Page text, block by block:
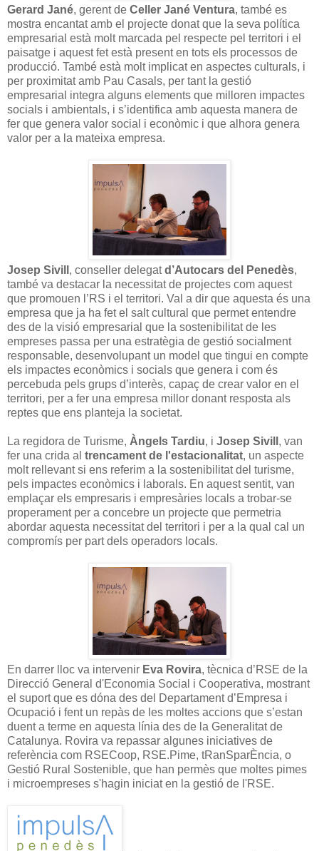
Gerard Jané, gerent de Celler Jané Ventura, també es
mostra encantat amb el projecte donat que la seva política
empresarial està molt marcada pel respecte pel territori i el
paisatge i aquest fet està present en tots els processos de
producció. També està molt implicat en aspectes culturals, i
per proximitat amb Pau Casals, per tant la gestió
empresarial integra alguns elements que milloren impactes
socials i ambientals, i s’identifica amb aquesta manera de
fer que genera valor social i econòmic i que alhora genera
valor per a la mateixa empresa.
Josep Sivill , conseller delegatd’Autocars del Penedès,
també va destacar la necessitat de projectes com aquest
que promouen l’RS i el territori. Val a dir que aquesta és una
empresa que ja ha fet el salt cultural que permet entendre
des de la visió empresarial que la sostenibilitat de les
empreses passa per una estratègia de gestió socialment
responsable, desenvolupant un model que tingui en compte
els impactes econòmics i socials que genera i com és
percebuda pels grups d’interès, capaç de crear valor en el
territori, per a fer una empresa millor donant resposta als
reptes que ens planteja la societat.
La regidora de Turisme, Àngels Tardiu, i Josep Sivill , van
fer una crida al trencament de l'estacionalitat, un aspecte
molt rellevant si ens referim a la sostenibilitat del turisme,
pels impactes econòmics i laborals. En aquest sentit, van
emplaçar els empresaris i empresàries locals a trobar-se
properament per a concebre un projecte que permetria
abordar aquesta necessitat del territori i per a la qual cal un
compromís per part dels operadors locals.
En darrer lloc va intervenir Eva Rovira, tècnica d’RSE de la
Direcció General d'Economia Social i Cooperativa, mostrant
el suport que es dóna des del Departament d’Empresa i
Ocupació i fent un repàs de les moltes accions que s’estan
duent a terme en aquesta línia des de la Generalitat de
Catalunya. Rovira va repassar algunes iniciatives de
referència com RSECoop, RSE.Pime, tRanSparÈncia, o
Gestió Rural Sostenible, que han permès que moltes pimes
i microempreses s'hagin iniciat en la gestió de l'RSE.